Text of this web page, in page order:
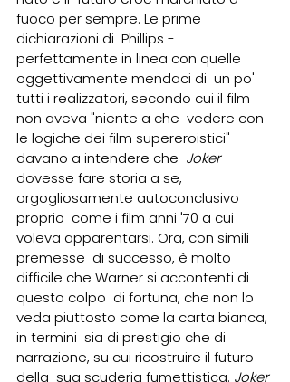
fuoco per sempre. Le prime
dichiarazioni di  Phillips -
perfettamente in linea con quelle
oggettivamente mendaci di  un po'
tutti i realizzatori, secondo cui il film
non aveva "niente a che  vedere con
le logiche dei film supereroistici" -
davano a intendere che Joker
dovesse fare storia a se,
orgogliosamente autoconclusivo
proprio  come i film anni '70 a cui
voleva apparentarsi. Ora, con simili
premesse  di successo, è molto
difficile che Warner si accontenti di
questo colpo  di fortuna, che non lo
veda piuttosto come la carta bianca,
in termini  sia di prestigio che di
narrazione, su cui ricostruire il futuro
della  sua scuderia fumettistica. Joker